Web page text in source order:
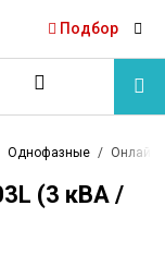
Подбор
Однофазные Онлайн
(3 кВА /